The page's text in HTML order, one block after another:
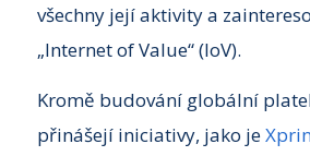
všechny její aktivity a
„Internet of Value“ (IoV).
Kromě budování globální
přinášejí iniciativy, jako je